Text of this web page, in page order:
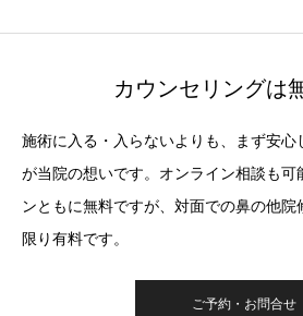
カウンセリングは
施術に入る・入らないよりも、まず安
が当院の想いです。オンライン相談も可
ンともに無料ですが、対面での鼻の他院
限り有料です。
ご予約・お問合せ